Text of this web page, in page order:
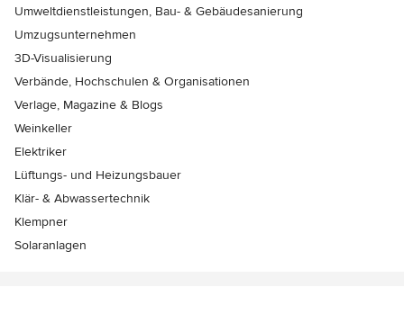
Umweltdienstleistungen, Bau- & Gebäudesanierung
Umzugsunternehmen
3D-Visualisierung
Verbände, Hochschulen & Organisationen
Verlage, Magazine & Blogs
Weinkeller
Elektriker
Lüftungs- und Heizungsbauer
Klär- & Abwassertechnik
Klempner
Solaranlagen